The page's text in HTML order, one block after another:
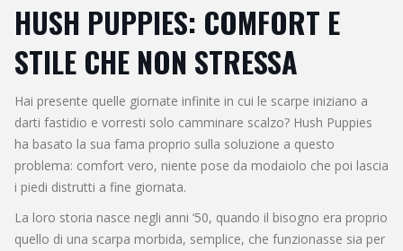
HUSH PUPPIES: COMFORT E
STILE CHE NON STRESSA
Hai presente quelle giornate infinite in cui le scarpe iniziano a
darti fastidio e vorresti solo camminare scalzo? Hush Puppies
ha basato la sua fama proprio sulla soluzione a questo
problema: comfort vero, niente pose da modaiolo che poi lascia
i piedi distrutti a fine giornata.
La loro storia nasce negli anni ‘50, quando il bisogno era proprio
quello di una scarpa morbida, semplice, che funzionasse sia per